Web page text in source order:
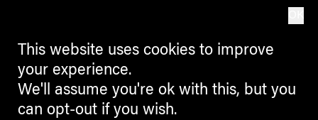
This website uses cookies to improve
your experience.
We'll assume you're ok with this, but you
can opt-out if you wish.